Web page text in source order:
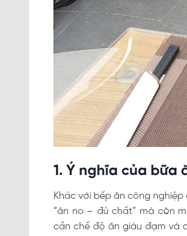
1. Ý nghĩa của bữa
Khác với bếp ăn công
“ăn no – đủ chất” mà còn
cần chế độ ăn giàu đạm và